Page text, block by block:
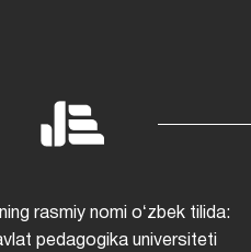
rasmiy nomi oʻzbek tilida:
pedagogika universiteti